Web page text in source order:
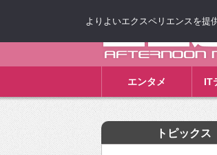
エンタメ IT
トピックス
よりよいエクスペリエンスを提